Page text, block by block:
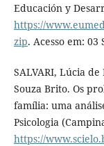
Educación y
https://
zip. Acesso em: 03
SALVARI, Lúcia
Souza Brito. Os
família: uma
Psicologia
https://